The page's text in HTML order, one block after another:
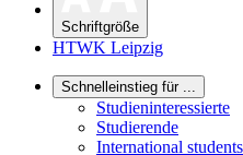
Schriftgröße
HTWK Leipzig
Schnelleinstieg für ...
Studieninteressierte
Studierende
International students